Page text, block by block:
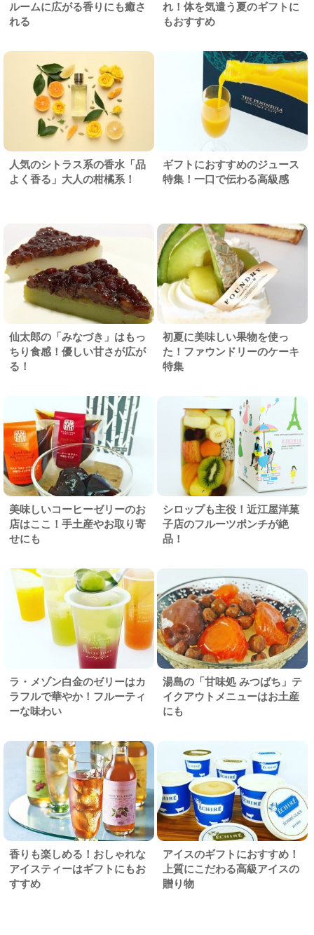
ルームに広がる香りにも癒さ
れる
れ！体を気遣う夏のギフトに
もおすすめ
人気のシトラス系の香水「品
よく香る」大人の柑橘系！
ギフトにおすすめのジュース
特集！一口で伝わる高級感
仙太郎の「みなづき」はもっ
ちり食感！優しい甘さが広が
る！
初夏に美味しい果物を使っ
た！ファウンドリーのケーキ
特集
美味しいコーヒーゼリーのお
店はここ！手土産やお取り寄
せにも
シロップも主役！近江屋洋菓
子店のフルーツポンチが絶
品！
ラ・メゾン白金のゼリーはカ
ラフルで華やか！フルーティ
ーな味わい
湯島の「甘味処 みつばち」テ
イクアウトメニューはお土産
にも
香りも楽しめる！おしゃれな
アイスティーはギフトにもお
すすめ
アイスのギフトにおすすめ！
上質にこだわる高級アイスの
贈り物